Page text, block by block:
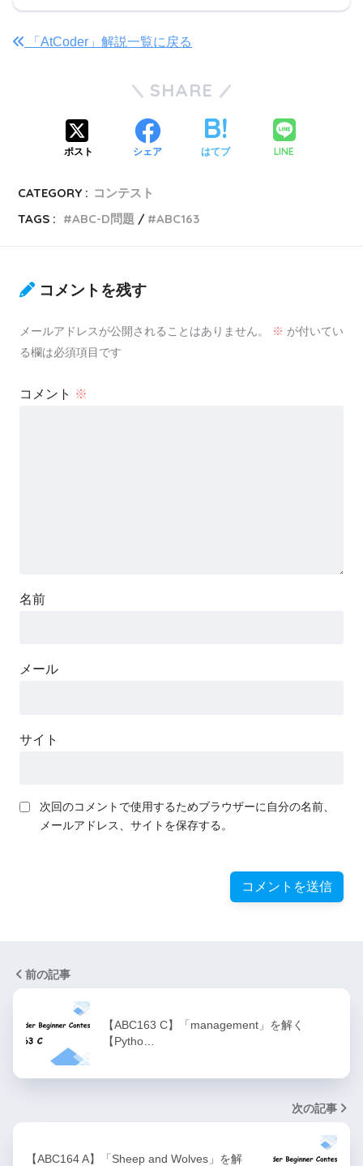
「AtCoder」解説一覧に戻る
SHARE
ポスト シェア はてブ LINE
CATEGORY : コンテスト
TAGS :
ABC-D問題 ABC163
コメントを残す
メールアドレスが公開されることはありません。 ※ が付いてい
る欄は必須項目です
コメント ※
名前
メール
サイト
次回のコメントで使用するためブラウザーに自分の名前、
メールアドレス、サイトを保存する。
前の記事
【ABC163 C】「management」を解く
【Pytho…
次の記事
【ABC164 A】「Sheep and Wolves」を解